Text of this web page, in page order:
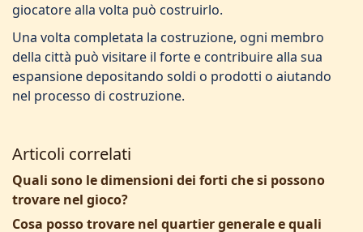
giocatore alla volta può costruirlo.
Una volta completata la costruzione, ogni membro
della città può visitare il forte e contribuire alla sua
espansione depositando soldi o prodotti o aiutando
nel processo di costruzione.
Articoli correlati
Quali sono le dimensioni dei forti che si possono
trovare nel gioco?
Cosa posso trovare nel quartier generale e quali